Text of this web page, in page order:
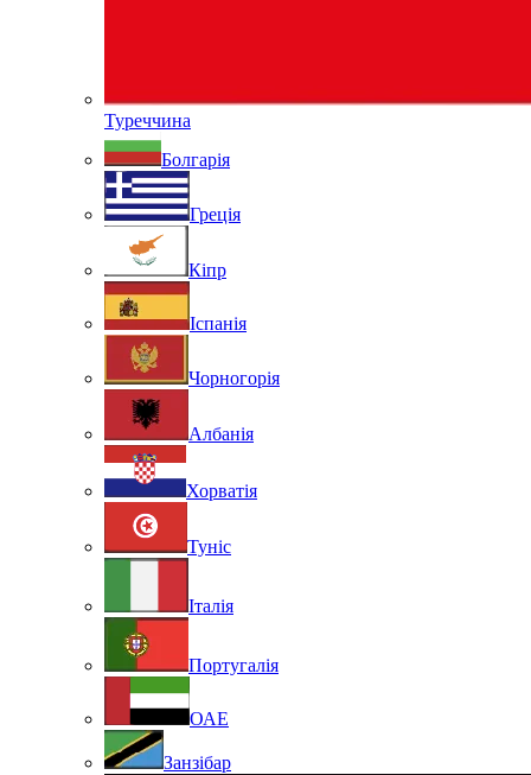
Туреччина
Болгарія
Греція
Кіпр
Іспанія
Чорногорія
Албанія
Хорватія
Туніс
Італія
Португалія
ОАЕ
Занзібар